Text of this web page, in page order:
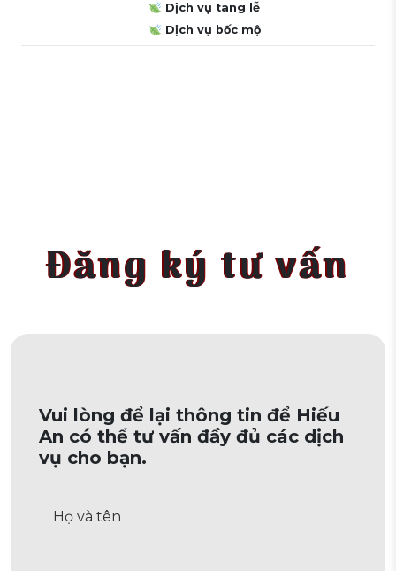
Dịch vụ tang lễ
Dịch vụ bốc mộ
Đăng ký tư vấn
Vui lòng để lại thông tin để Hiếu
An có thể tư vấn đầy đủ các dịch
vụ cho bạn.